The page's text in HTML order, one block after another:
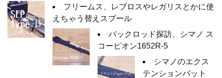
フリームス、レブロスやレガリスとかに使
えちゃう替えスプール
パックロッド探訪、シマノ ス
コーピオン1652R-5
シマノのエクス
テンションバット